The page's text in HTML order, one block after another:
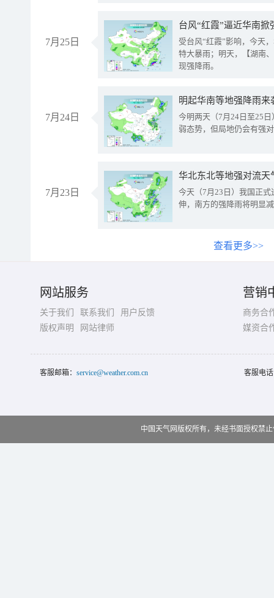
7月25日
台风“红霞”逼近华南
受台风“红霞”影响，今天
特大暴雨；明天，【湖南
现强降雨。
7月24日
明起华南等地强降雨
今明两天（7月24日至25
弱态势，但局地仍会有强
7月23日
华北东北等地强对流天
今天（7月23日）我国正
伸，南方的强降雨将明显
查看更多>>
网站服务
关于我们 联系我们
用户反馈
版权声明
网站律师
营销
商务合
媒资合
客服邮箱： service@weather.com.cn 客服电
中国天气网版权所有，未经书面授权